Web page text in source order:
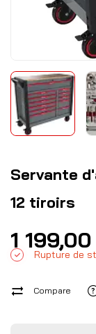
Servante
12 tiroirs
1 199,00
Rupture de
Compare